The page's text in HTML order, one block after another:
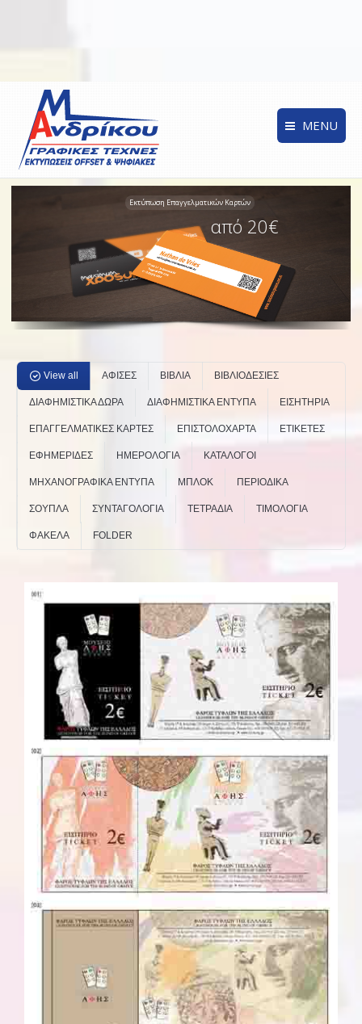
MENU
από 20€
Eκτύπωση Επαγγελματικών Καρτών
View all ΑΦΙΣΕΣ ΒΙΒΛΙΑ ΒΙΒΛΙΟΔΕΣΙΕΣ
ΔΙΑΦΗΜΙΣΤΙΚΑ ΔΩΡΑ ΔΙΑΦΗΜΙΣΤΙΚΑ ΕΝΤΥΠΑ ΕΙΣΗΤΗΡΙΑ
ΕΠΑΓΓΕΛΜΑΤΙΚΕΣ ΚΑΡΤΕΣ ΕΠΙΣΤΟΛΟΧΑΡΤΑ ΕΤΙΚΕΤΕΣ
ΕΦΗΜΕΡΙΔΕΣ ΗΜΕΡΟΛΟΓΙΑ ΚΑΤΑΛΟΓΟΙ
ΜΗΧΑΝΟΓΡΑΦΙΚΑ ΕΝΤΥΠΑ ΜΠΛΟΚ ΠΕΡΙΟΔΙΚΑ
ΣΟΥΠΛΑ ΣΥΝΤΑΓΟΛΟΓΙΑ ΤΕΤΡΑΔΙΑ ΤΙΜΟΛΟΓΙΑ
ΦΑΚΕΛΑ FOLDER